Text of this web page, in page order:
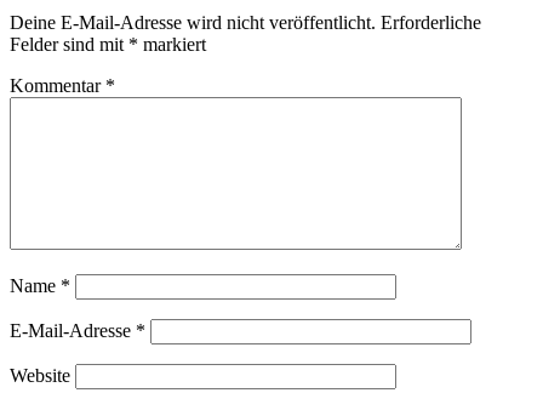
Deine E-Mail-Adresse wird nicht veröffentlicht. Erforderliche
Felder sind mit * markiert
Kommentar *
Name *
E-Mail-Adresse *
Website